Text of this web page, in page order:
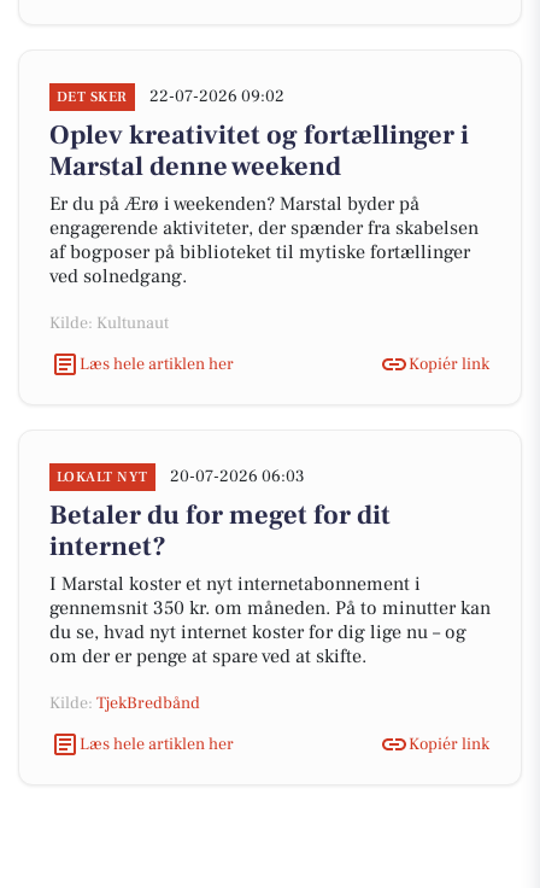
DET SKER 22-07-2026 09:02
Oplev kreativitet og fortællinger i
Marstal denne weekend
Er du på Ærø i weekenden? Marstal byder på
engagerende aktiviteter, der spænder fra skabelsen
af bogposer på biblioteket til mytiske fortællinger
ved solnedgang.
Kilde: Kultunaut
Læs hele artiklen her
Kopiér link
LOKALT NYT 20-07-2026 06:03
Betaler du for meget for dit
internet?
I Marstal koster et nyt internetabonnement i
gennemsnit 350 kr. om måneden. På to minutter kan
du se, hvad nyt internet koster for dig lige nu – og
om der er penge at spare ved at skifte.
Kilde: TjekBredbånd
Læs hele artiklen her
Kopiér link